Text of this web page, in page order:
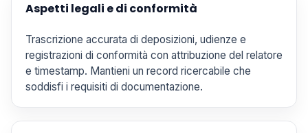
Aspetti legali e di conformità
Trascrizione accurata di deposizioni, udienze e
registrazioni di conformità con attribuzione del relatore
e timestamp. Mantieni un record ricercabile che
soddisfi i requisiti di documentazione.